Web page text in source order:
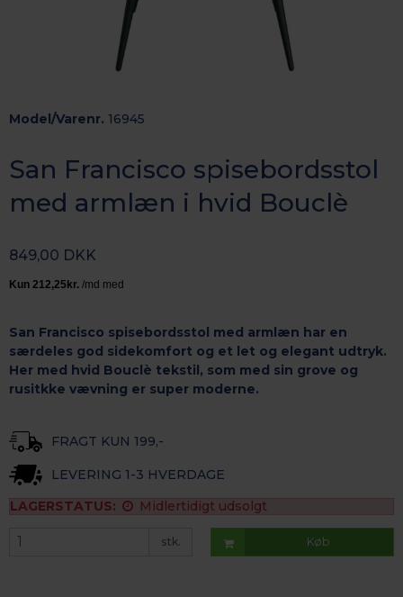
Model/Varenr. 16945
San Francisco spisebordsstol
med armlæn i hvid Bouclè
849,00 DKK
San Francisco spisebordsstol med armlæn har en
særdeles god sidekomfort og et let og elegant udtryk.
Her med hvid Bouclè tekstil, som med sin grove og
rusitkke vævning er super moderne.
FRAGT KUN 199,-
LEVERING 1-3 HVERDAGE
LAGERSTATUS:
Midlertidigt udsolgt
stk. Køb